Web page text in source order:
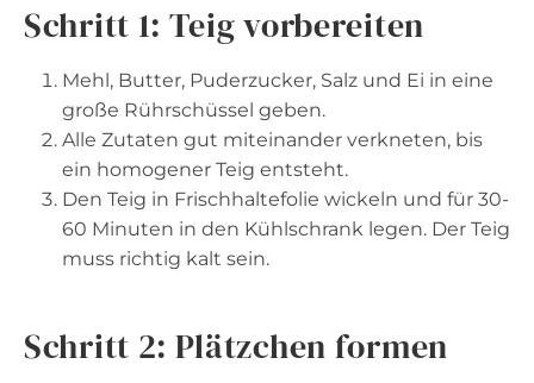
Schritt 1: Teig vorbereiten
Mehl, Butter, Puderzucker, Salz und Ei in eine
große Rührschüssel geben.
Alle Zutaten gut miteinander verkneten, bis
ein homogener Teig entsteht.
Den Teig in Frischhaltefolie wickeln und für 30-
60 Minuten in den Kühlschrank legen. Der Teig
muss richtig kalt sein.
Schritt 2: Plätzchen formen